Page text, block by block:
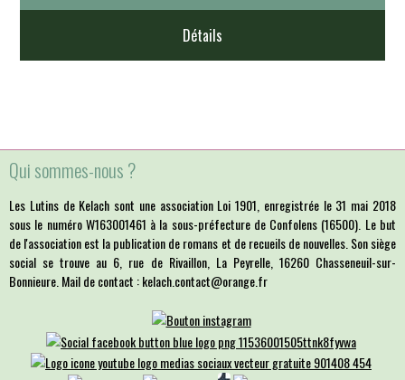
Détails
Qui sommes-nous ?
Les Lutins de Kelach sont une association Loi 1901, enregistrée le 31 mai 2018
sous le numéro W163001461 à la sous-préfecture de Confolens (16500). Le but
de l'association est la publication de romans et de recueils de nouvelles. Son siège
social se trouve au 6, rue de Rivaillon, La Peyrelle, 16260 Chasseneuil-sur-
Bonnieure. Mail de contact : kelach.contact@orange.fr